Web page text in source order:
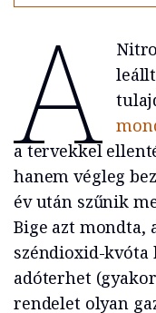
A
a tervekkel
hanem végleg
év után szűnik
Bige azt mondta,
széndioxid-kvóta
adóterhet
rendelet olyan